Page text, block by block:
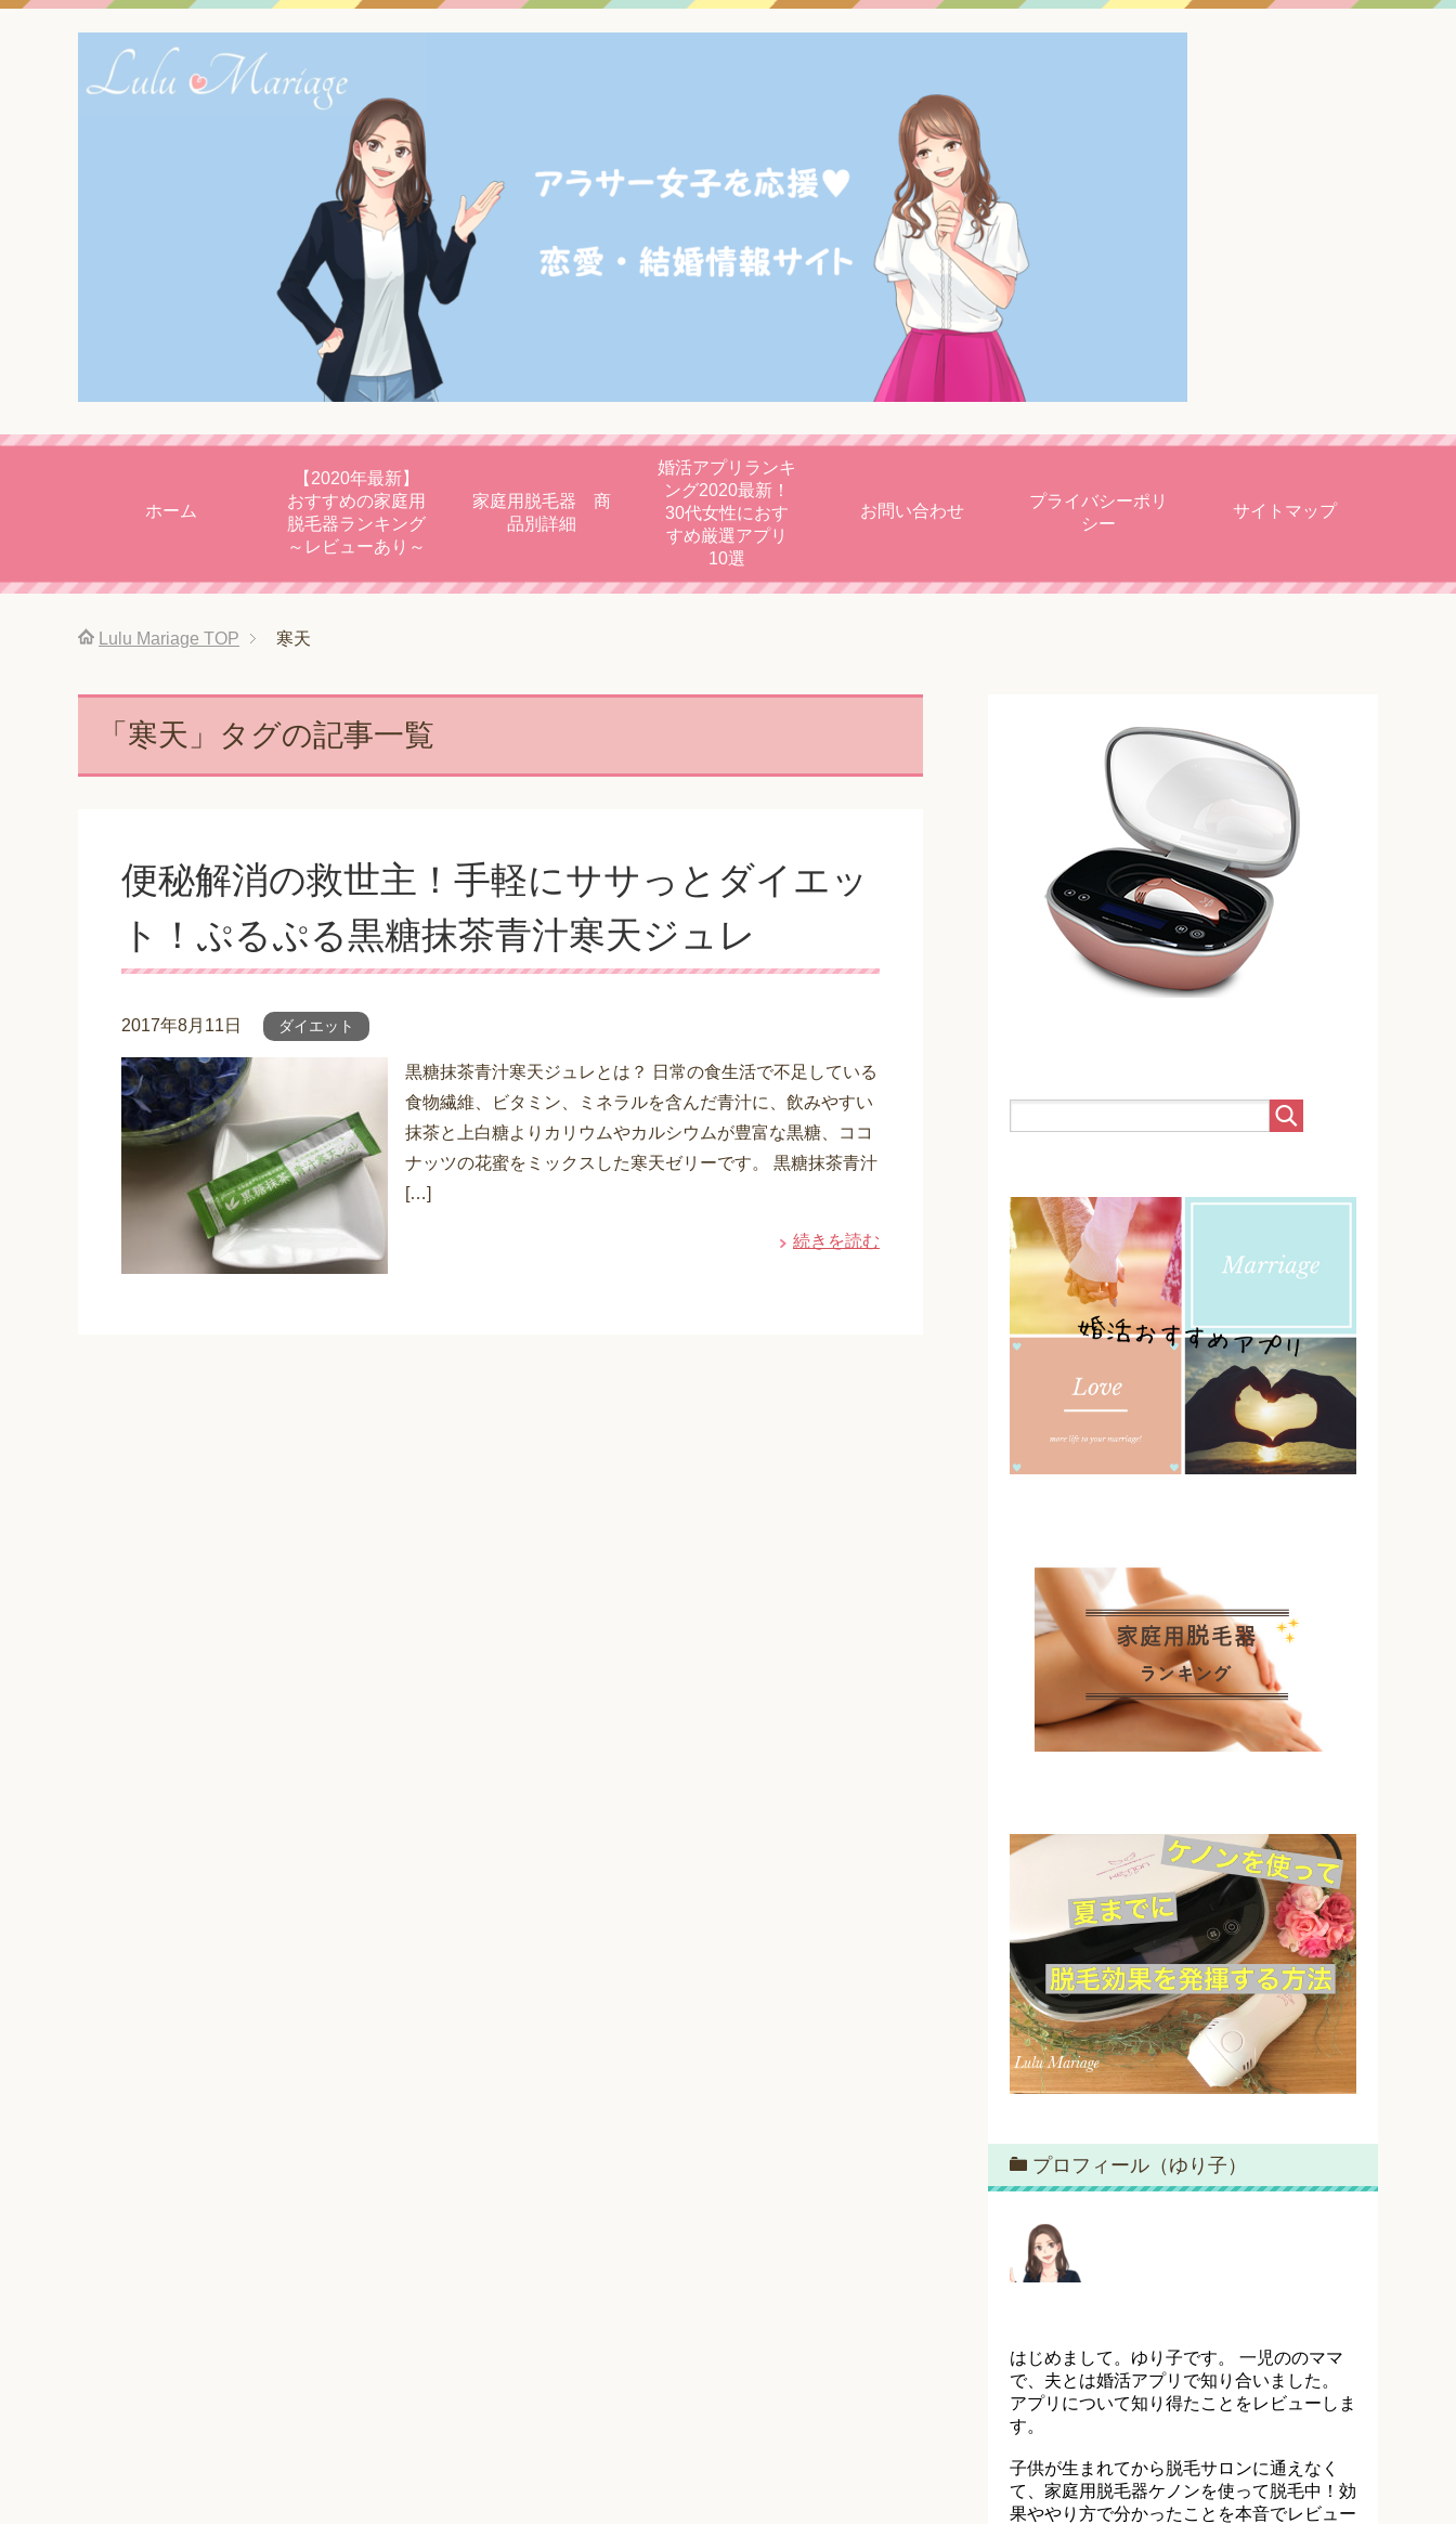
ホーム
【2020年最新】
おすすめの家庭用
脱毛器ランキング
～レビューあり～
家庭用脱毛器 商
品別詳細
婚活アプリランキ
ング2020最新！
30代女性におす
すめ厳選アプリ
10選
お問い合わせ
プライバシーポリ
シー
サイトマップ
Lulu Mariage TOP 寒天
「寒天」タグの記事一覧
便秘解消の救世主！手軽にササっとダイエッ
ト！ぷるぷる黒糖抹茶青汁寒天ジュレ
2017年8月11日 ダイエット
黒糖抹茶青汁寒天ジュレとは？ 日常の食生活で不足している
食物繊維、ビタミン、ミネラルを含んだ青汁に、飲みやすい
抹茶と上白糖よりカリウムやカルシウムが豊富な黒糖、ココ
ナッツの花蜜をミックスした寒天ゼリーです。 黒糖抹茶青汁
[…]
続きを読む
プロフィール（ゆり子）
はじめまして。ゆり子です。 一児ののママ
で、夫とは婚活アプリで知り合いました。
アプリについて知り得たことをレビューしま
す。
子供が生まれてから脱毛サロンに通えなく
て、家庭用脱毛器ケノンを使って脱毛中！効
果ややり方で分かったことを本音でレビュー